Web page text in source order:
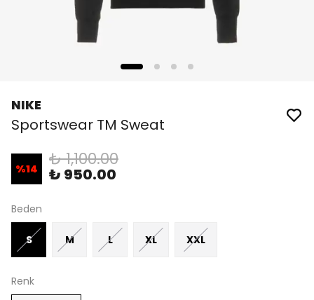
NIKE
Sportswear TM Sweat
%14 ₺ 1,100.00
₺ 950.00
Beden
S M L XL XXL
Renk